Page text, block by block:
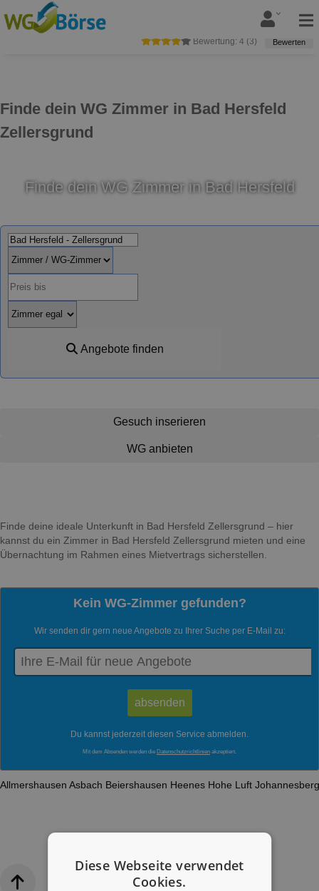
Finde dein WG Zimmer in Bad Hersfeld
Zellersgrund
Bewertung: 4 (3) Bewerten
Finde dein WG Zimmer in Bad Hersfeld
Angebote finden
Gesuch inserieren
WG anbieten
Finde deine ideale Unterkunft in Bad Hersfeld Zellersgrund – hier
kannst du ein Zimmer in Bad Hersfeld Zellersgrund mieten und eine
Übernachtung im Rahmen eines Mietvertrags sicherstellen.
Kein WG-Zimmer gefunden?
Wir senden dir gern neue Angebote zu Ihrer Suche per E-Mail zu:
Du kannst jederzeit diesen Service abmelden.
Mit dem Absenden werden die Datenschutzrichtlinien akzeptiert.
Allmershausen Asbach Beiershausen Heenes Hohe Luft
Diese Webseite verwendet
Cookies.